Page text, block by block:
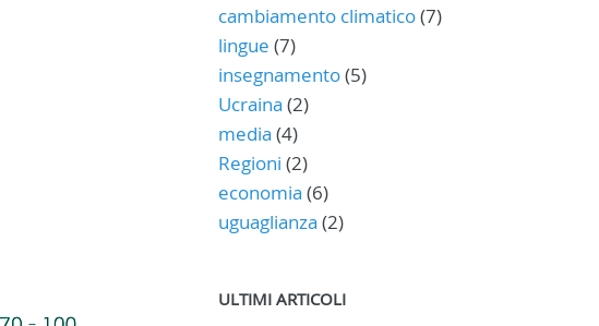
cambiamento climatico(7)
lingue (7)
insegnamento(5)
Ucraina (2)
media (4)
Regioni (2)
economia (6)
uguaglianza (2)
ULTIMI ARTICOLI